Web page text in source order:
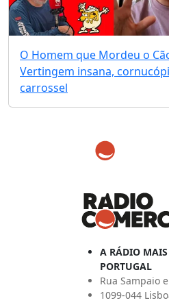
O Homem que Mordeu o
Vertingem insana,
carrossel
A RÁDIO
PORTUGAL
Rua Sampaio
1099-044